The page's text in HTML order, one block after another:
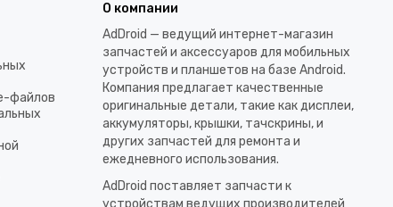
файлов
О компании
AdDroid — ведущий интернет-магазин
запчастей и аксессуаров для мобильных
устройств и планшетов на базе Android.
Компания предлагает качественные
оригинальные детали, такие как дисплеи,
аккумуляторы, крышки, тачскрины, и
других запчастей для ремонта и
ежедневного использования.​
AdDroid поставляет запчасти к